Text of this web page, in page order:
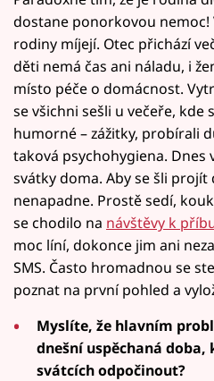
dostane ponorkovou nemoc!
rodiny míjejí. Otec přichází
děti nemá čas ani náladu, i
místo péče o domácnost.
se všichni sešli u večeře, kde
humorné – zážitky, probírali
taková psychohygiena. Dnes
svátky doma. Aby se šli projít
nenapadne. Prostě sedí,
se chodilo na návštěvy k
moc líní, dokonce jim ani
SMS. Často hromadnou se
poznat na první pohled a
Myslíte, že hlavním
dnešní uspěchaná
svátcích odpočinout?